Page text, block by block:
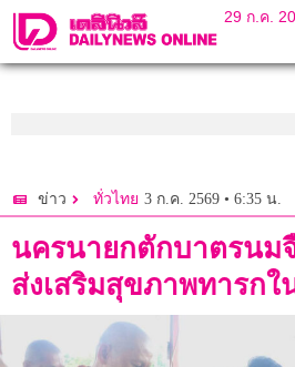
29 ก.ค.
ข่าว ทั่วไทย 3 ก.ค. 2569 • 6:35 น.
นครนายกตักบาตรนม
ส่งเสริมสุขภาพทารกใ